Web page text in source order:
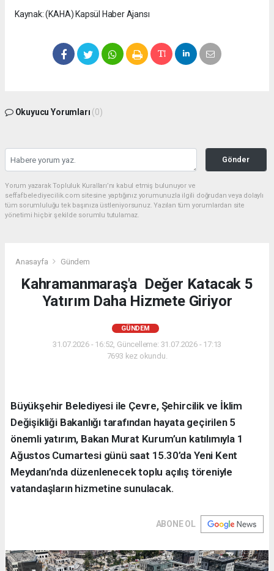
Kaynak: (KAHA) Kapsül Haber Ajansı
Okuyucu Yorumları (0)
Gönder
Yorum yazarak Topluluk Kuralları’nı kabul etmiş bulunuyor ve
seffafbelediyecilik.com sitesine yaptığınız yorumunuzla ilgili doğrudan veya dolaylı
tüm sorumluluğu tek başınıza üstleniyorsunuz. Yazılan tüm yorumlardan site
yönetimi hiçbir şekilde sorumlu tutulamaz.
Anasayfa Gündem
Kahramanmaraş'a Değer Katacak 5
Yatırım Daha Hizmete Giriyor
GÜNDEM
31.07.2026 - 16:52, Güncelleme: 31.07.2026 - 17:13
7693 kez okundu.
Büyükşehir Belediyesi ile Çevre, Şehircilik ve İklim
Değişikliği Bakanlığı tarafından hayata geçirilen 5
önemli yatırım, Bakan Murat Kurum’un katılımıyla 1
Ağustos Cumartesi günü saat 15.30’da Yeni Kent
Meydanı’nda düzenlenecek toplu açılış töreniyle
vatandaşların hizmetine sunulacak.
ABONE OL